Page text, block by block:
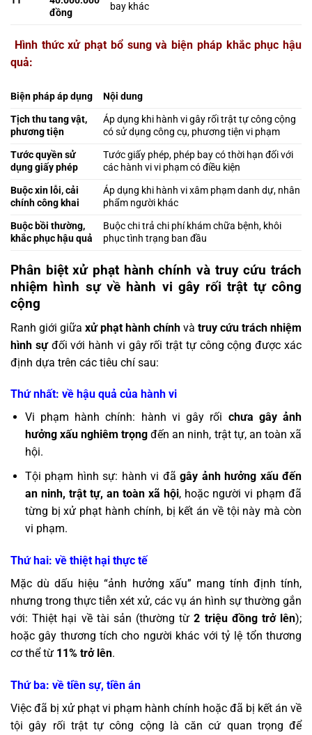
đồng
bay khác
Hình thức xử phạt bổ sung và biện pháp khắc phục hậu
quả:
Biện pháp áp dụng
Nội dung
Tịch thu tang vật,
phương tiện
Áp dụng khi hành vi gây rối trật tự công cộng
có sử dụng công cụ, phương tiện vi phạm
Tước quyền sử
dụng giấy phép
Tước giấy phép, phép bay có thời hạn đối với
các hành vi vi phạm có điều kiện
Buộc xin lỗi, cải
chính công khai
Áp dụng khi hành vi xâm phạm danh dự, nhân
phẩm người khác
Buộc bồi thường,
khắc phục hậu quả
Buộc chi trả chi phí khám chữa bệnh, khôi
phục tình trạng ban đầu
Phân biệt xử phạt hành chính và truy cứu trách
nhiệm hình sự về hành vi gây rối trật tự công
cộng
Ranh giới giữa xử phạt hành chính và truy cứu trách nhiệm
hình sựđối với hành vi gây rối trật tự công cộng được xác
định dựa trên các tiêu chí sau:
Thứ nhất: về hậu quả của hành vi
Vi phạm hành chính: hành vi gây rối chưa gây ảnh
hưởng xấu nghiêm trọng đến an ninh, trật tự, an toàn xã
hội.
Tội phạm hình sự: hành vi đãgây ảnh hưởng xấu đến
an ninh, trật tự, an toàn xã hội, hoặc người vi phạm đã
từng bị xử phạt hành chính, bị kết án về tội này mà còn
vi phạm.
Thứ hai: về thiệt hại thực tế
Mặc dù dấu hiệu “ảnh hưởng xấu” mang tính định tính,
nhưng trong thực tiễn xét xử, các vụ án hình sự thường gắn
với: Thiệt hại về tài sản (thường từ2 triệu đồng trở lên);
hoặc gây thương tích cho người khác với tỷ lệ tổn thương
cơ thể từ 11% trở lên.
Thứ ba: về tiền sự, tiền án
Việc đã bị xử phạt vi phạm hành chính hoặc đã bị kết án về
tội gây rối trật tự công cộng là căn cứ quan trọng để